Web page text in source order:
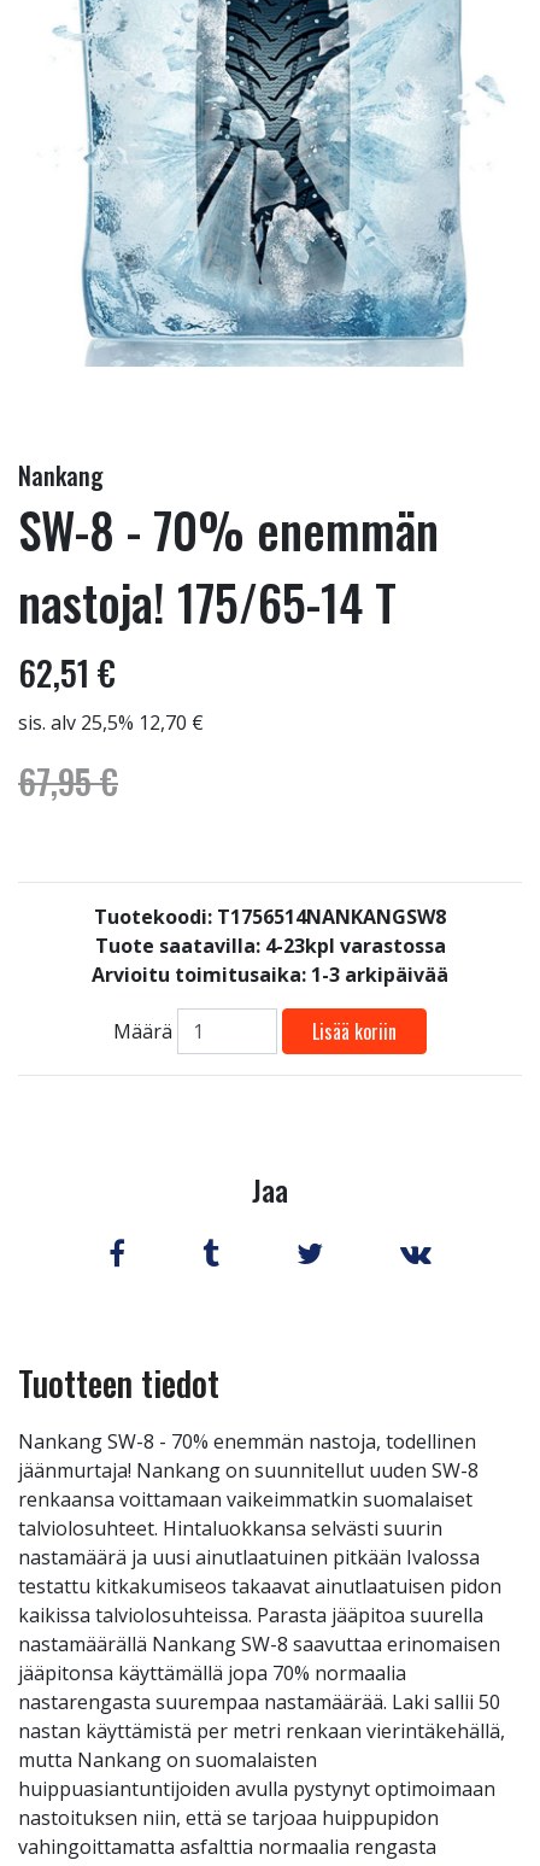
Nankang
SW-8 - 70% enemmän
nastoja! 175/65-14 T
62,51 €
sis. alv 25,5% 12,70 €
67,95 €
Tuotekoodi: T1756514NANKANGSW8
Tuote saatavilla: 4-23kpl varastossa
Arvioitu toimitusaika: 1-3 arkipäivää
Määrä Lisää koriin
Jaa
Tuotteen tiedot
Nankang SW-8 - 70% enemmän nastoja, todellinen
jäänmurtaja! Nankang on suunnitellut uuden SW-8
renkaansa voittamaan vaikeimmatkin suomalaiset
talviolosuhteet. Hintaluokkansa selvästi suurin
nastamäärä ja uusi ainutlaatuinen pitkään Ivalossa
testattu kitkakumiseos takaavat ainutlaatuisen pidon
kaikissa talviolosuhteissa. Parasta jääpitoa suurella
nastamäärällä Nankang SW-8 saavuttaa erinomaisen
jääpitonsa käyttämällä jopa 70% normaalia
nastarengasta suurempaa nastamäärää. Laki sallii 50
nastan käyttämistä per metri renkaan vierintäkehällä,
mutta Nankang on suomalaisten
huippuasiantuntijoiden avulla pystynyt optimoimaan
nastoituksen niin, että se tarjoaa huippupidon
vahingoittamatta asfalttia normaalia rengasta